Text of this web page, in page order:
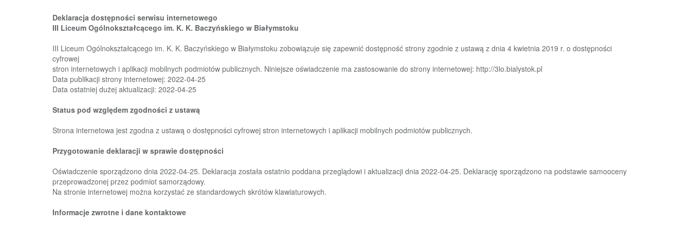
Deklaracja dostępności serwisu internetowego
III Liceum Ogólnokształcącego im. K. K. Baczyńskiego w Białymstoku
III Liceum Ogólnokształcącego im. K. K. Baczyńskiego w Białymstoku zobowiązuje się zapewnić dostępność strony zgodnie z ustawą z dnia 4 kwietnia 2019 r. o dostępności
cyfrowej
stron internetowych i aplikacji mobilnych podmiotów publicznych. Niniejsze oświadczenie ma zastosowanie do strony internetowej: http://3lo.bialystok.pl
Data publikacji strony internetowej: 2022-04-25
Data ostatniej dużej aktualizacji: 2022-04-25
Status pod względem zgodności z ustawą
Strona internetowa jest zgodna z ustawą o dostępności cyfrowej stron internetowych i aplikacji mobilnych podmiotów publicznych.
Przygotowanie deklaracji w sprawie dostępności
Oświadczenie sporządzono dnia 2022-04-25. Deklaracja została ostatnio poddana przeglądowi i aktualizacji dnia 2022-04-25. Deklarację sporządzono na podstawie samooceny
przeprowadzonej przez podmiot samorządowy.
Na stronie internetowej można korzystać ze standardowych skrótów klawiaturowych.
Informacje zwrotne i dane kontaktowe